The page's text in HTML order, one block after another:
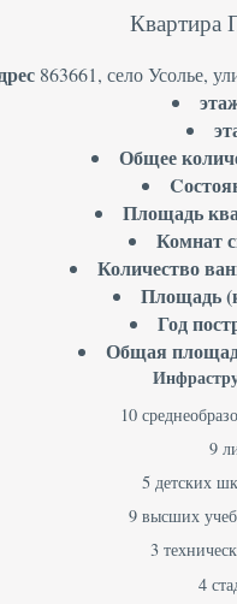
Квартира
863661, село Усолье,
Общее
Площадь
Комнат
Количество
Площадь
Год
Общая
10
9
5 детских
9 высших
3
4